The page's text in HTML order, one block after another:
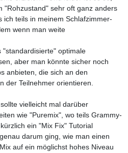
"Rohzustand" sehr oft ganz anders
ich teils in meinem Schlafzimmer-
wenn man weite
"standardisierte" optimale
aber man könnte sicher noch
anbieten, die sich an den
der Teilnehmer orientieren.
vielleicht mal darüber
wie "Puremix", wo teils Grammy-
ein "Mix Fix" Tutorial
darum ging, wie man einen
auf ein möglichst hohes Niveau